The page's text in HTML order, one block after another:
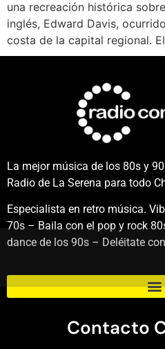
una recreación histórica
inglés, Edward Davis,
costa de la capital regional.
La mejor música de los 80s y
Radio de La Serena para todo
Especialista en retro música.
70s – Baila con el pop y rock
dance de los 90s – Deléitate
Contacto